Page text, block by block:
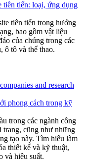
tiên tiến: loại, ứng dụng
tiên tiến trong hướng
bao gồm vật liệu
của chúng trong các
ô tô và thể thao.
phong cách trong kỹ
trong các ngành công
trang, cũng như những
tạo này. Tìm hiểu làm
thiết kế và kỹ thuật,
và hiệu suất.